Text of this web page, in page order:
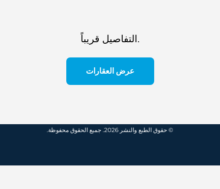
التفاصيل قريباً.
عرض العقارات
© حقوق الطبع والنشر 2026. جميع الحقوق محفوظة.